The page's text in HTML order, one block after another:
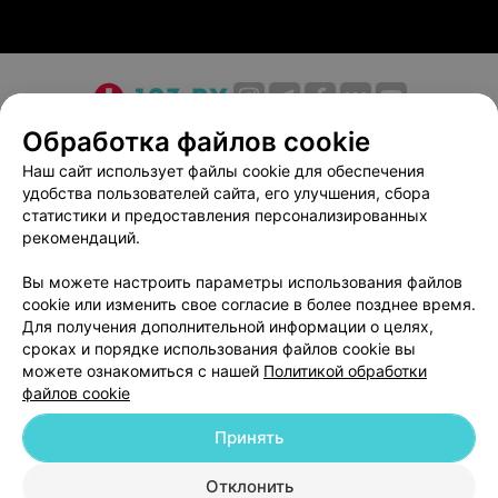
— Стоунтерапия
— Инфракрасная сауна
О проекте Новости проекта
Размещение рекламы
Медицинский маркетинг
Публичный договор
Пользовательское соглашение
Способы оплаты
Вакансии
Партнеры
Написать в поддержку
Персональные настройки cookie
Обработка персональных данных
Обработка файлов cookie
Наш сайт использует файлы cookie для обеспечения
удобства пользователей сайта, его улучшения, сбора
статистики и предоставления персонализированных
рекомендаций.
Вы можете настроить параметры использования файлов
cookie или изменить свое согласие в более позднее время.
Для получения дополнительной информации о целях,
сроках и порядке использования файлов cookie вы
можете ознакомиться с нашей Политикой обработки
файлов cookie
Отклонить
Принять